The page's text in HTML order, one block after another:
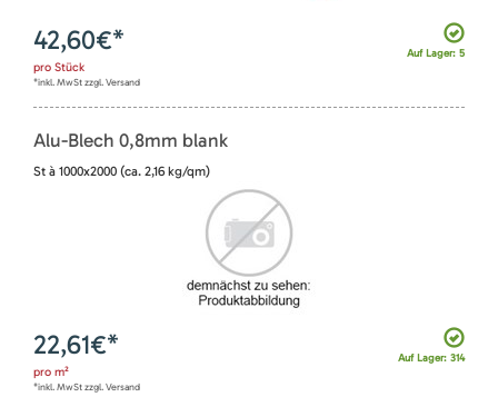
Auf Lager: 5
42,60€*
pro Stück
*inkl. MwSt zzgl. Versand
Alu-Blech 0,8mm blank
St à 1000x2000 (ca. 2,16 kg/qm)
Auf Lager: 314
22,61€*
pro m²
*inkl. MwSt zzgl. Versand